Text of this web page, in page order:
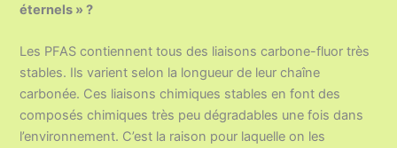
éternels » ?
Les PFAS contiennent tous des liaisons carbone-fluor très
stables. Ils varient selon la longueur de leur chaîne
carbonée. Ces liaisons chimiques stables en font des
composés chimiques très peu dégradables une fois dans
l’environnement. C’est la raison pour laquelle on les